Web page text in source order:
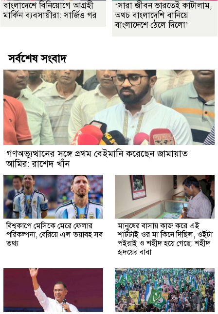
বাংলাদেশে বিনিয়োগে আগ্রহী
মার্কিন ব্যবসায়ীরা: সার্জিও গর
‘সারা জীবন ভারতেই কাটালাম,
অথচ বাংলাদেশি বানিয়ে
বাংলাদেশে ঠেলে দিলো’
সর্বশেষ সংবাদ
গণঅভ্যুত্থানের সঙ্গে প্রথম বেইমানি করেছেন জামায়াত
আমির: রাশেদ খাঁন
বিশ্বকাপে মেসিকে মেরে ফেলার
পরিকল্পনা, বেরিয়ে এল ভয়াবহ সব
তথ্য
মানুষের বাসায় কাজ করে এই
শার্টটাই ওর মা কিনে দিছিল, ওইটা
পইরাই ও শহীদ হয়ে গেছে: শহীদ
হৃদয়ের বাবা